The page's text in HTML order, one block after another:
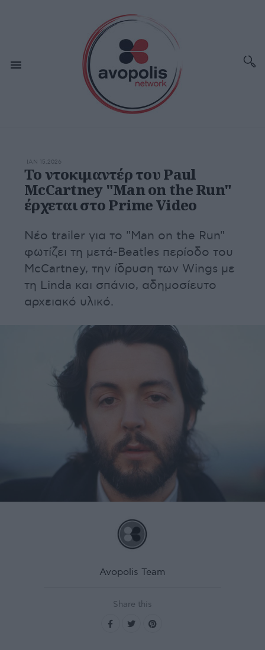
ΙΑΝ 15,2026
Το ντοκιμαντέρ του Paul
McCartney "Man on the Run"
έρχεται στο Prime Video
Νέο trailer για το "Man on the Run"
φωτίζει τη μετά-Beatles περίοδο του
McCartney, την ίδρυση των Wings με
τη Linda και σπάνιο, αδημοσίευτο
αρχειακό υλικό.
Avopolis Team
Share this